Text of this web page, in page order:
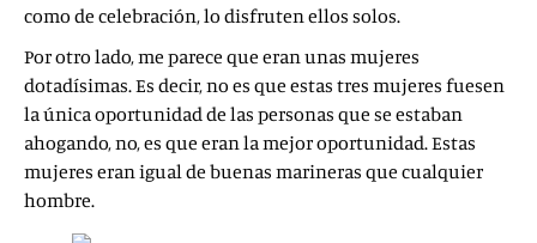
como de celebración, lo disfruten ellos solos.
Por otro lado, me parece que eran unas mujeres
dotadísimas. Es decir, no es que estas tres mujeres fuesen
la única oportunidad de las personas que se estaban
ahogando, no, es que eran la mejor oportunidad. Estas
mujeres eran igual de buenas marineras que cualquier
hombre.